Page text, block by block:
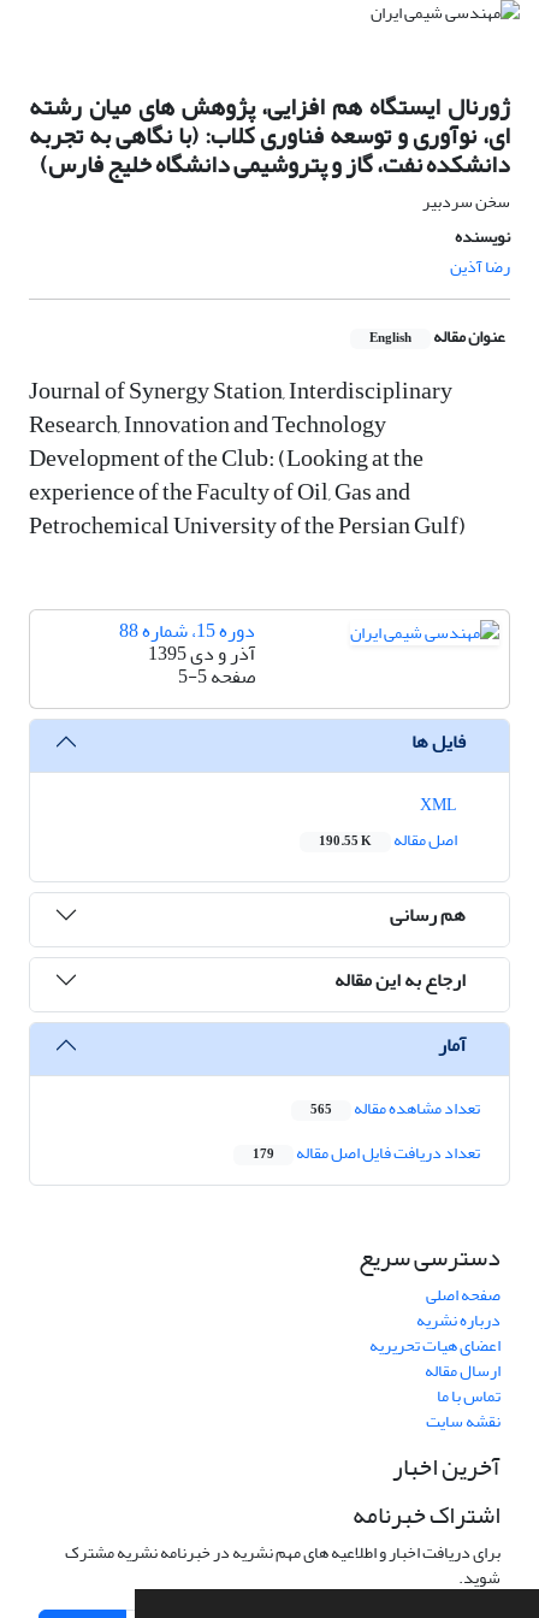
ژورنال ایستگاه هم افزایی، پژوهش های میان رشته
ای، نوآوری و توسعه فناوری کلاب: (با نگاهی به تجربه
دانشکده نفت، گاز و پتروشیمی دانشگاه خلیج فارس)
سخن سردبیر
نویسنده
رضا آذین
عنوان مقاله English
Journal of Synergy Station, Interdisciplinary
Research, Innovation and Technology
Development of the Club: (Looking at the
experience of the Faculty of Oil, Gas and
Petrochemical University of the Persian Gulf)
دوره 15، شماره 88
آذر و دی 1395
صفحه5-5
فایل ها
اصل مقاله
190.55 K
هم رسانی
ارجاع به این مقاله
آمار
تعداد مشاهده مقاله 565
تعداد دریافت فایل اصل مقاله 179
دسترسی سریع
صفحه اصلی
درباره نشریه
اعضای هیات تحریریه
ارسال مقاله
تماس با ما
نقشه سایت
آخرین اخبار
اشتراک خبرنامه
برای دریافت اخبار و اطلاعیه های مهم نشریه در خبرنامه نشریه مشترک
شوید.